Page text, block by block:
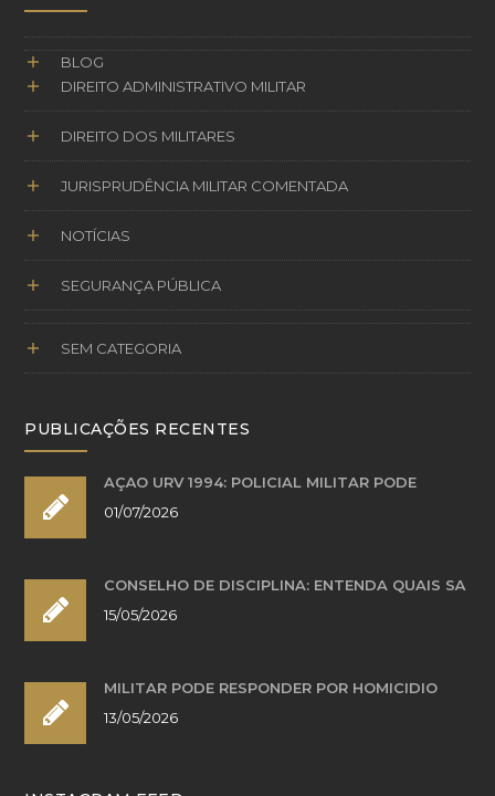
BLOG
DIREITO ADMINISTRATIVO MILITAR
DIREITO DOS MILITARES
JURISPRUDÊNCIA MILITAR COMENTADA
NOTÍCIAS
SEGURANÇA PÚBLICA
SEM CATEGORIA
PUBLICAÇÕES RECENTES
AÇÃO URV 1994: POLICIAL MILITAR PODE
01/07/2026
CONSELHO DE DISCIPLINA: ENTENDA QUAIS SÃ
15/05/2026
MILITAR PODE RESPONDER POR HOMICÍDIO
13/05/2026